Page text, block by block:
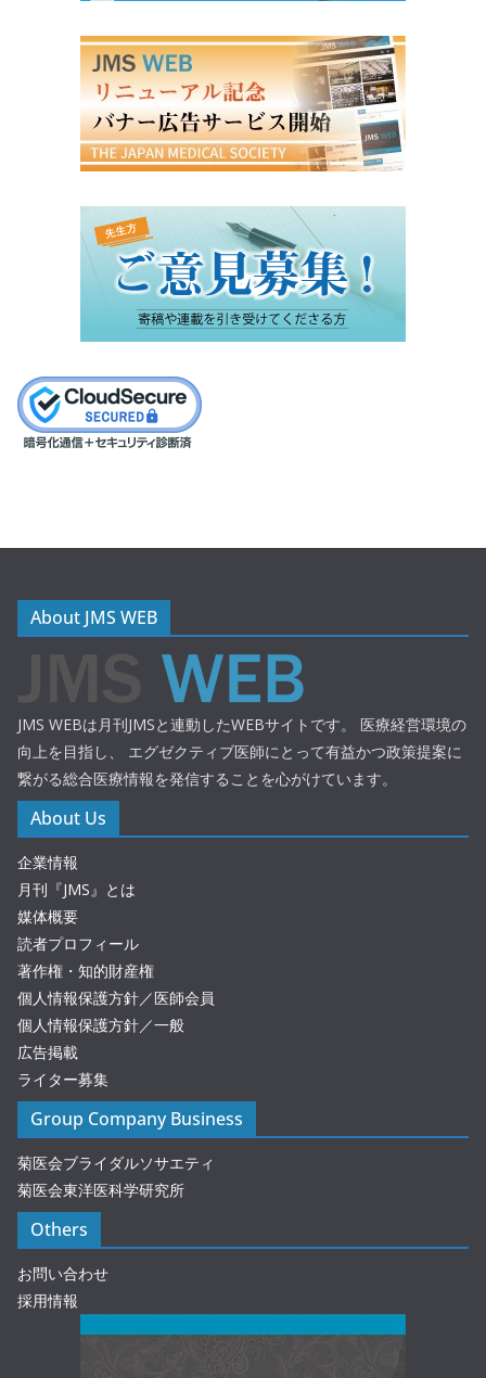
About JMS WEB
JMS WEBは月刊JMSと連動したWEBサイトです。 医療経営環境の
向上を目指し、 エグゼクティブ医師にとって有益かつ政策提案に
繋がる総合医療情報を発信することを心がけています。
About Us
企業情報
月刊『JMS』とは
媒体概要
読者プロフィール
著作権・知的財産権
個人情報保護方針／医師会員
個人情報保護方針／一般
広告掲載
ライター募集
Group Company Business
菊医会ブライダルソサエティ
菊医会東洋医科学研究所
Others
お問い合わせ
採用情報